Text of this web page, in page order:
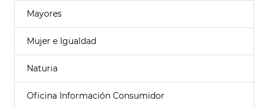
Mayores
Mujer e Igualdad
Naturia
Oficina Información Consumidor